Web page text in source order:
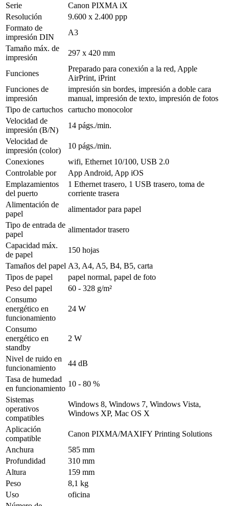
Serie
Canon PIXMA iX
Resolución
9.600 x 2.400 ppp
Formato de
impresión DIN
A3
Tamaño máx. de
impresión
297 x 420 mm
Funciones
Preparado para conexión a la red, Apple
AirPrint, iPrint
Funciones de
impresión
impresión sin bordes, impresión a doble cara
manual, impresión de texto, impresión de fotos
Tipo de cartuchos cartucho monocolor
Velocidad de
impresión (B/N)
14 págs./min.
Velocidad de
impresión (color)
10 págs./min.
Conexiones
wifi, Ethernet 10/100, USB 2.0
Controlable por
App Android, App iOS
Emplazamientos
del puerto
1 Ethernet trasero, 1 USB trasero, toma de
corriente trasera
Alimentación de
papel
alimentador para papel
Tipo de entrada de
papel
alimentador trasero
Capacidad máx.
de papel
150 hojas
Tamaños del papel A3, A4, A5, B4, B5, carta
Tipos de papel
papel normal, papel de foto
Peso del papel
60 - 328 g/m²
Consumo
energético en
funcionamiento
24 W
Consumo
energético en
standby
2 W
Nivel de ruido en
funcionamiento
44 dB
Tasa de humedad
en funcionamiento
10 - 80 %
Sistemas
operativos
compatibles
Windows 8, Windows 7, Windows Vista,
Windows XP, Mac OS X
Aplicación
compatible
Canon PIXMA/MAXIFY Printing Solutions
Anchura
585 mm
Profundidad
310 mm
Altura
159 mm
Peso
8,1 kg
Uso
oficina